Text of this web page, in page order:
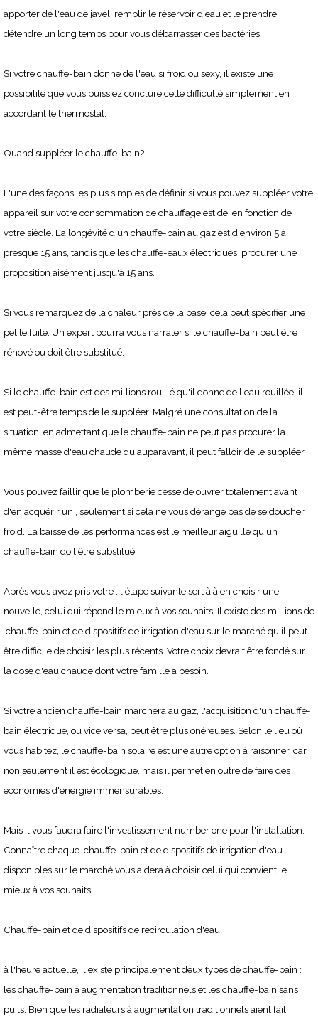
apporter de l'eau de javel, remplir le réservoir d'eau et le prendre
détendre un long temps pour vous débarrasser des bactéries.
Si votre chauffe-bain donne de l'eau si froid ou sexy, il existe une
possibilité que vous puissiez conclure cette difficulté simplement en
accordant le thermostat.
Quand suppléer le chauffe-bain?
L'une des façons les plus simples de définir si vous pouvez suppléer votre
appareil sur votre consommation de chauffage est de en fonction de
votre siècle. La longévité d'un chauffe-bain au gaz est d'environ 5 à
presque 15 ans, tandis que les chauffe-eaux électriques procurer une
proposition aisément jusqu'à 15 ans.
Si vous remarquez de la chaleur près de la base, cela peut spécifier une
petite fuite. Un expert pourra vous narrater si le chauffe-bain peut être
rénové ou doit être substitué.
Si le chauffe-bain est des millions rouillé qu'il donne de l'eau rouillée, il
est peut-être temps de le suppléer. Malgré une consultation de la
situation, en admettant que le chauffe-bain ne peut pas procurer la
même masse d'eau chaude qu'auparavant, il peut falloir de le suppléer.
Vous pouvez faillir que le plomberie cesse de ouvrer totalement avant
d'en acquérir un , seulement si cela ne vous dérange pas de se doucher
froid. La baisse de les performances est le meilleur aiguille qu'un
chauffe-bain doit être substitué.
Après vous avez pris votre , l'étape suivante sert à à en choisir une
nouvelle, celui qui répond le mieux à vos souhaits. Il existe des millions de
chauffe-bain et de dispositifs de irrigation d'eau sur le marché qu'il peut
être difficile de choisir les plus récents. Votre choix devrait être fondé sur
la dose d'eau chaude dont votre famille a besoin.
Si votre ancien chauffe-bain marchera au gaz, l'acquisition d'un chauffe-
bain électrique, ou vice versa, peut être plus onéreuses. Selon le lieu où
vous habitez, le chauffe-bain solaire est une autre option à raisonner, car
non seulement il est écologique, mais il permet en outre de faire des
économies d'énergie immensurables.
Mais il vous faudra faire l'investissement number one pour l'installation.
Connaître chaque chauffe-bain et de dispositifs de irrigation d'eau
disponibles sur le marché vous aidera à choisir celui qui convient le
mieux à vos souhaits.
Chauffe-bain et de dispositifs de recirculation d'eau
à l'heure actuelle, il existe principalement deux types de chauffe-bain :
les chauffe-bain à augmentation traditionnels et les chauffe-bain sans
puits. Bien que les radiateurs à augmentation traditionnels aient fait